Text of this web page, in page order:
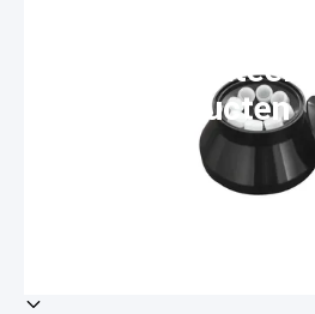
Gerelateerde
producten